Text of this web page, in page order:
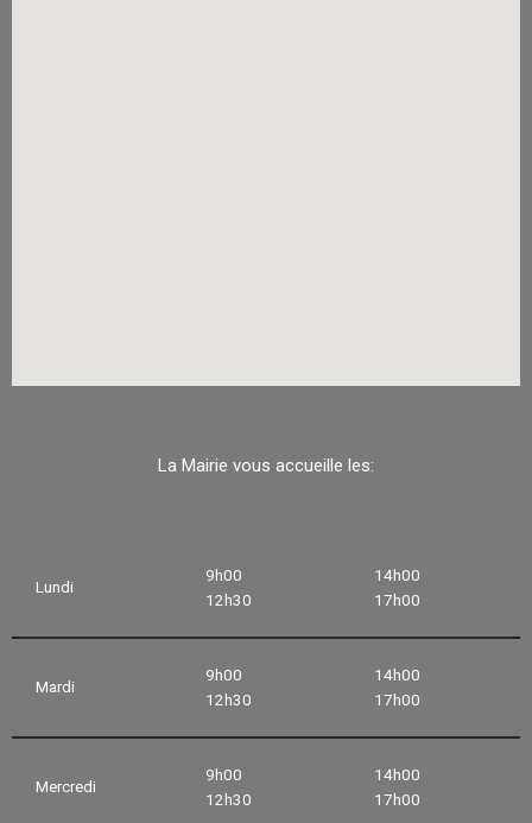
La Mairie vous accueille les:
Lundi
9h00
12h30
14h00
17h00
Mardi
9h00
12h30
14h00
17h00
Mercredi
9h00
12h30
14h00
17h00